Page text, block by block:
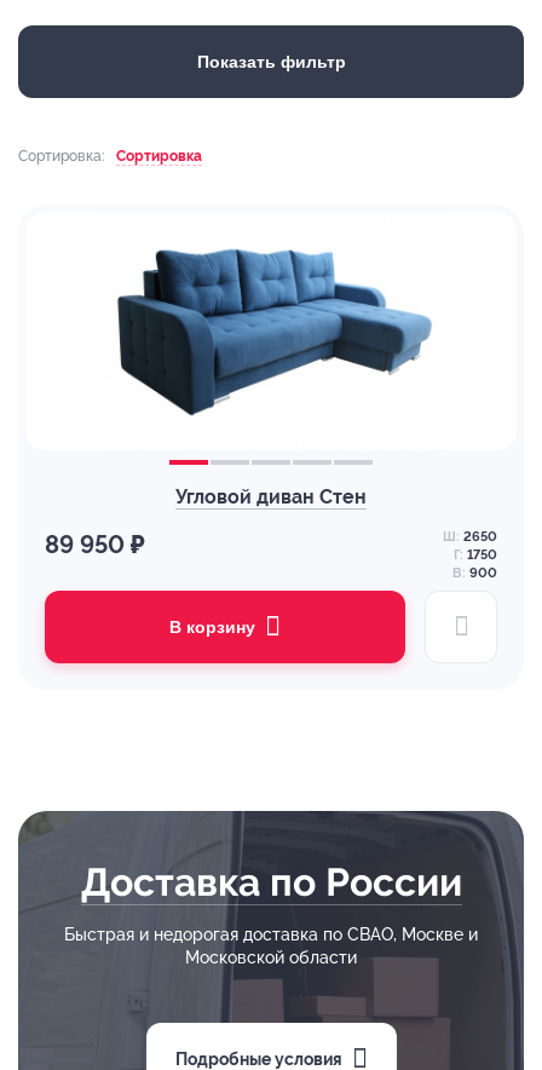
Показать фильтр
Сортировка: Сортировка
Угловой диван Стен
89 950 ₽ Ш: 2650
Г: 1750
В: 900
В корзину
Доставка по России
Быстрая и недорогая доставка по СВАО, Москве и
Московской области
Подробные условия